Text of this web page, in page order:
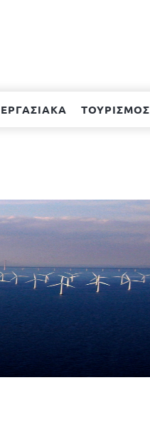
ΕΡΓΑΣΙΑΚΑ ΤΟΥΡΙΣΜΟΣ